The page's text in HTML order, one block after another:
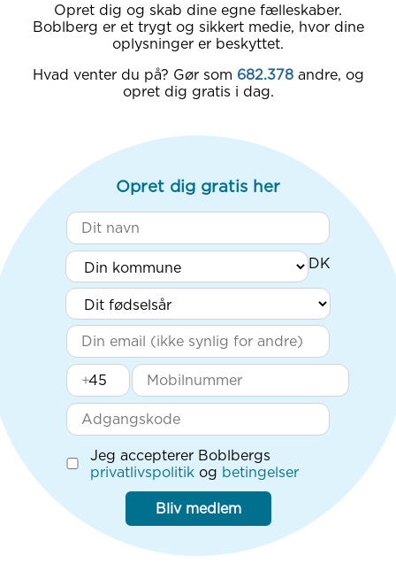
Opret dig og skab dine egne fælleskaber.
Boblberg er et trygt og sikkert medie, hvor dine
oplysninger er beskyttet.
Hvad venter du på? Gør som 682.378 andre, og
opret dig gratis i dag.
Opret dig gratis her
+
Jeg accepterer Boblbergs
privatlivspolitik og betingelser
Bliv medlem